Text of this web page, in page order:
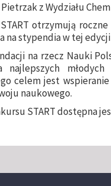
z Wydziału
otrzymują
na stypendia w tej edycji
na rzecz Nauki
najlepszych
celem jest
naukowego.
START dostępna